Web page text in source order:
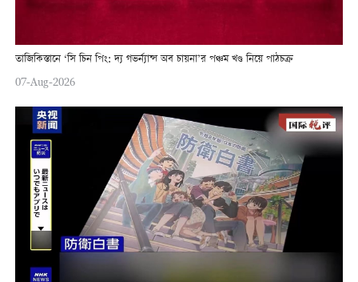
তাজিকিস্তানে ‘সি চিন পিং: দ্য গভর্ন্যান্স অব চায়না’র পঞ্চম খণ্ড নিয়ে পাঠচক্র
07-Aug-2026